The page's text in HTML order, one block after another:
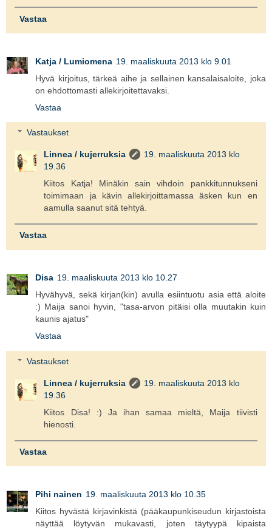
Vastaa
Katja / Lumiomena 19. maaliskuuta 2013 klo 9.01
Hyvä kirjoitus, tärkeä aihe ja sellainen kansalaisaloite, joka
on ehdottomasti allekirjoitettavaksi.
Vastaa
Vastaukset
Linnea / kujerruksia
19. maaliskuuta 2013 klo
19.36
Kiitos Katja! Minäkin sain vihdoin pankkitunnukseni
toimimaan ja kävin allekirjoittamassa äsken kun en
aamulla saanut sitä tehtyä.
Vastaa
Disa 19. maaliskuuta 2013 klo 10.27
Hyvähyvä, sekä kirjan(kin) avulla esiintuotu asia että aloite
:) Maija sanoi hyvin, "tasa-arvon pitäisi olla muutakin kuin
kaunis ajatus"
Vastaa
Vastaukset
Linnea / kujerruksia
19. maaliskuuta 2013 klo
19.36
Kiitos Disa! :) Ja ihan samaa mieltä, Maija tiivisti
hienosti.
Vastaa
Pihi nainen 19. maaliskuuta 2013 klo 10.35
Kiitos hyvästä kirjavinkistä (pääkaupunkiseudun kirjastoista
näyttää löytyvän mukavasti, joten täytyypä kipaista